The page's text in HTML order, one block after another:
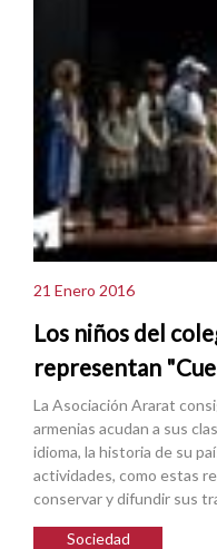
21 Enero 2016
Los niños del
representan
La Asociación Ararat
armenias acudan a sus
idioma, la historia de su
actividades, como estas
conservar y difundir sus
Sociedad